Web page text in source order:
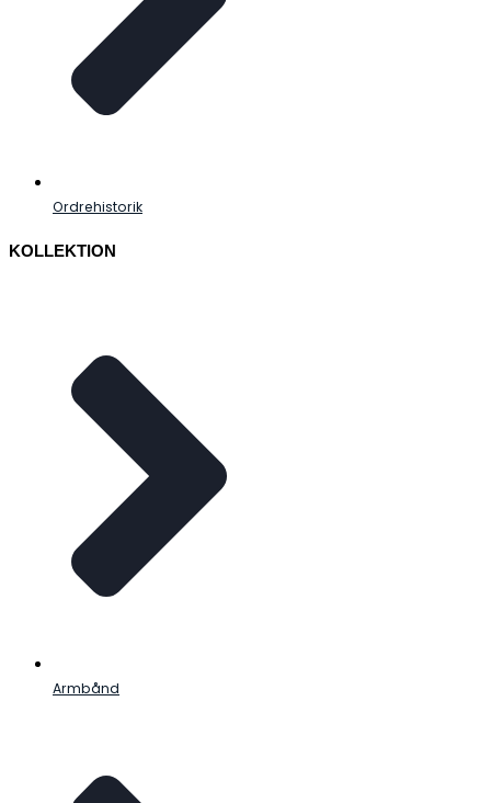
Ordrehistorik
KOLLEKTION
Armbånd